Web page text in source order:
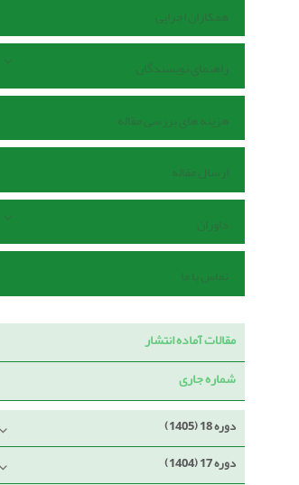
همکاران اجرایی
راهنمای نویسندگان
هزینه های بررسی مقاله
ارسال مقاله
داوران
تماس با ما
مقالات آماده انتشار
شماره جاری
دوره 18 (1405)
دوره 17 (1404)